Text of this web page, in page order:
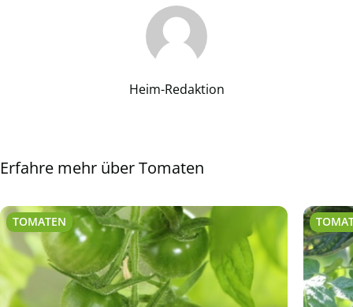
Heim-Redaktion
Erfahre mehr über Tomaten
TOMATEN